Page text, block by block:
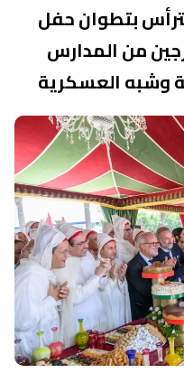
بتطوان حفل
من المدارس
وشبه العسكرية